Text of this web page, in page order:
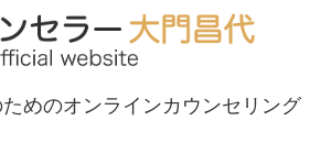
めのオンラインカウンセリング